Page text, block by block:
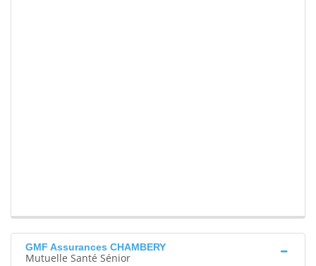
GMF Assurances CHAMBERY
Mutuelle Santé Sénior